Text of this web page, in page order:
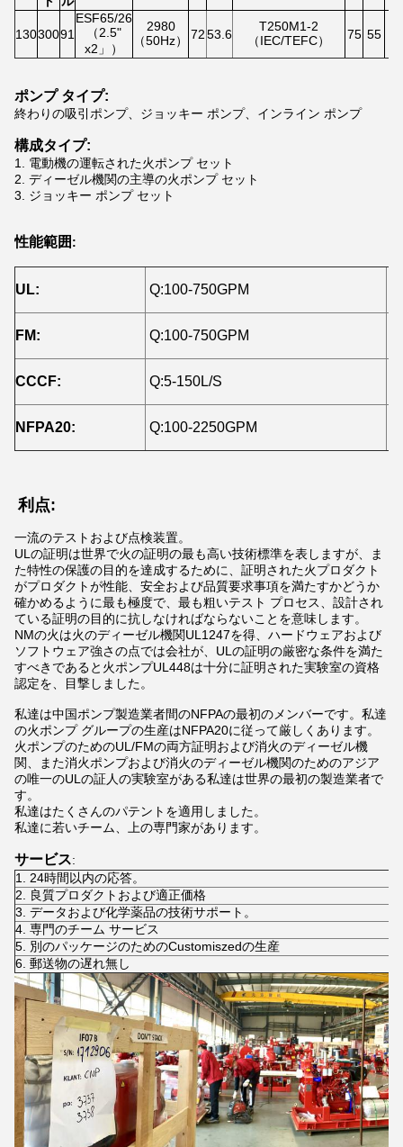
13030091
ESF65/26
（2.5"
x2」）
2980
（50Hz）
7253.6
T250M1-2
（IEC/TEFC）
75 55
ポンプ タイプ:
終わりの吸引ポンプ、ジョッキー ポンプ、インライン ポンプ
構成タイプ:
1. 電動機の運転された火ポンプ セット
2. ディーゼル機関の主導の火ポンプ セット
3. ジョッキー ポンプ セット
性能範囲:
UL: Q:100-750GPM
FM: Q:100-750GPM
CCCF: Q:5-150L/S
NFPA20: Q:100-2250GPM
利点:
一流のテストおよび点検装置。
ULの証明は世界で火の証明の最も高い技術標準を表しますが、ま
た特性の保護の目的を達成するために、証明された火プロダクト
がプロダクトが性能、安全および品質要求事項を満たすかどうか
確かめるように最も極度で、最も粗いテスト プロセス、設計され
ている証明の目的に抗しなければならないことを意味します。
NMの火は火のディーゼル機関UL1247を得、ハードウェアおよび
ソフトウェア強さの点では会社が、ULの証明の厳密な条件を満た
すべきであると火ポンプUL448は十分に証明された実験室の資格
認定を、目撃しました。
私達は中国ポンプ製造業者間のNFPAの最初のメンバーです。私達
の火ポンプ グループの生産はNFPA20に従って厳しくあります。
火ポンプのためのUL/FMの両方証明および消火のディーゼル機
関、また消火ポンプおよび消火のディーゼル機関のためのアジア
の唯一のULの証人の実験室がある私達は世界の最初の製造業者で
す。
私達はたくさんのパテントを適用しました。
私達に若いチーム、上の専門家があります。
サービス:
1. 24時間以内の応答。
2. 良質プロダクトおよび適正価格
3. データおよび化学薬品の技術サポート。
4. 専門のチーム サービス
5. 別のパッケージのためのCustomiszedの生産
6. 郵送物の遅れ無し